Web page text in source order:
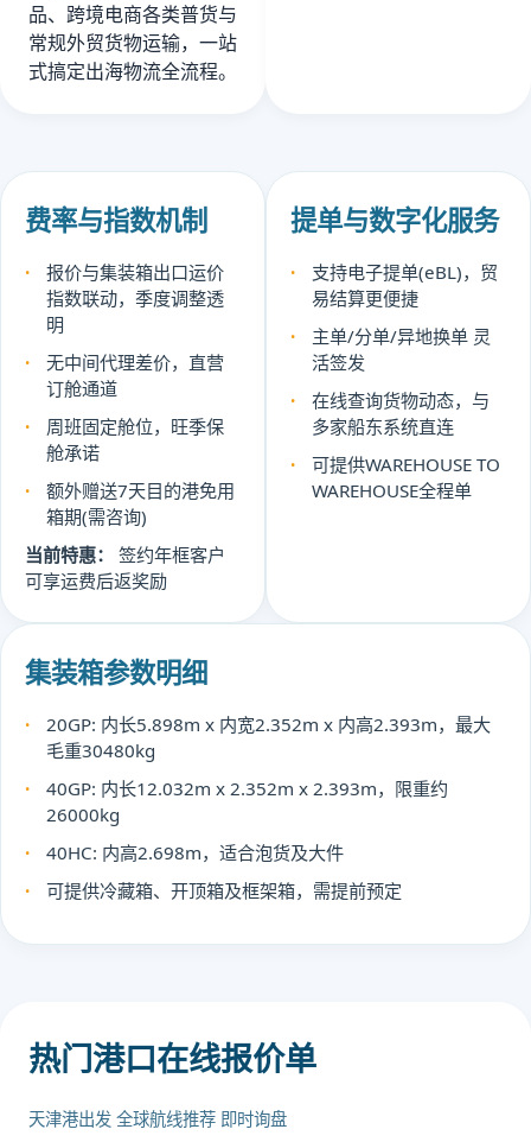
品、跨境电商各类普货与
常规外贸货物运输，一站
式搞定出海物流全流程。
费率与指数机制
报价与集装箱出口运价
指数联动，季度调整透
明
无中间代理差价，直营
订舱通道
周班固定舱位，旺季保
舱承诺
额外赠送7天目的港免用
箱期(需咨询)
当前特惠：
签约年框客户
可享运费后返奖励
提单与数字化服务
支持电子提单(eBL)，贸
易结算更便捷
主单/分单/异地换单 灵
活签发
在线查询货物动态，与
多家船东系统直连
可提供WAREHOUSE TO
WAREHOUSE全程单
集装箱参数明细
20GP: 内长5.898m x 内宽2.352m x 内高2.393m，最大
毛重30480kg
40GP: 内长12.032m x 2.352m x 2.393m，限重约
26000kg
40HC: 内高2.698m，适合泡货及大件
可提供冷藏箱、开顶箱及框架箱，需提前预定
热门港口在线报价单
天津港出发 全球航线推荐 即时询盘